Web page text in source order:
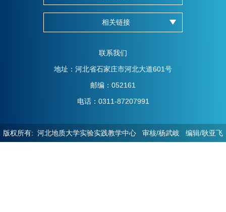
相关链接
联系我们
地址：河北省石家庄市河北大道601号
邮编：052161
电话：0311-87207991
版权所有: 河北地质大学实验实践教学中心 审核/杨武岐 编辑/耿亚飞